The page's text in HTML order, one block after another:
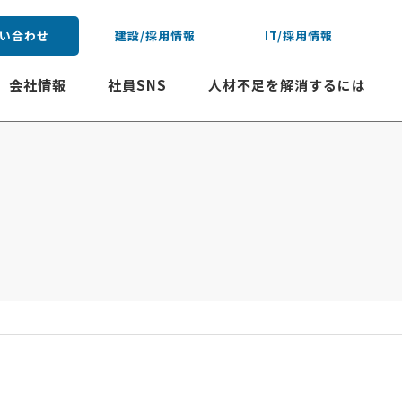
合わせ 建設/採用情報 IT/採用情報
会社情報 社員SNS 人材不足を解消するには